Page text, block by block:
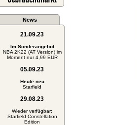
News
21.09.23
Im Sonderangebot
NBA 2K22 (AT Version) im
Moment nur 4,99 EUR
05.09.23
Heute neu
Starfield
29.08.23
Wieder verfügbar:
Starfield Constellation
Edition